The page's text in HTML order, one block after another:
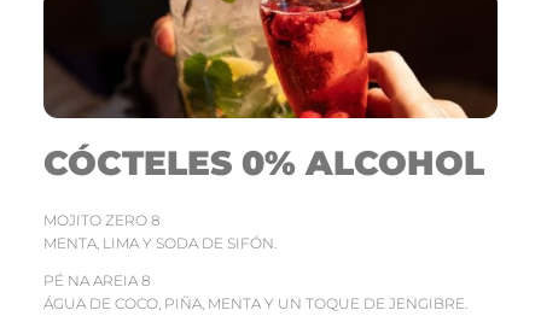
CÓCTELES 0% ALCOHOL
MOJITO ZERO 8
MENTA, LIMA Y SODA DE SIFÓN.
PÉ NA AREIA 8
ÁGUA DE COCO, PIÑA, MENTA Y UN TOQUE DE JENGIBRE.